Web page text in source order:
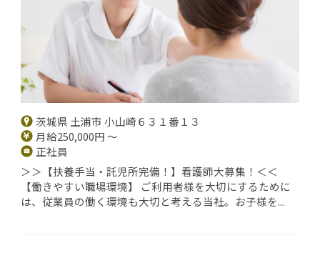
茨城県 土浦市 小山崎６３１番１３
月給250,000円 ～
正社員
＞＞【扶養手当・託児所完備！】看護師大募集！＜＜
【働きやすい職場環境】 ご利用者様を大切にするために
は、従業員の働く環境も大切と考える当社。お子様を...